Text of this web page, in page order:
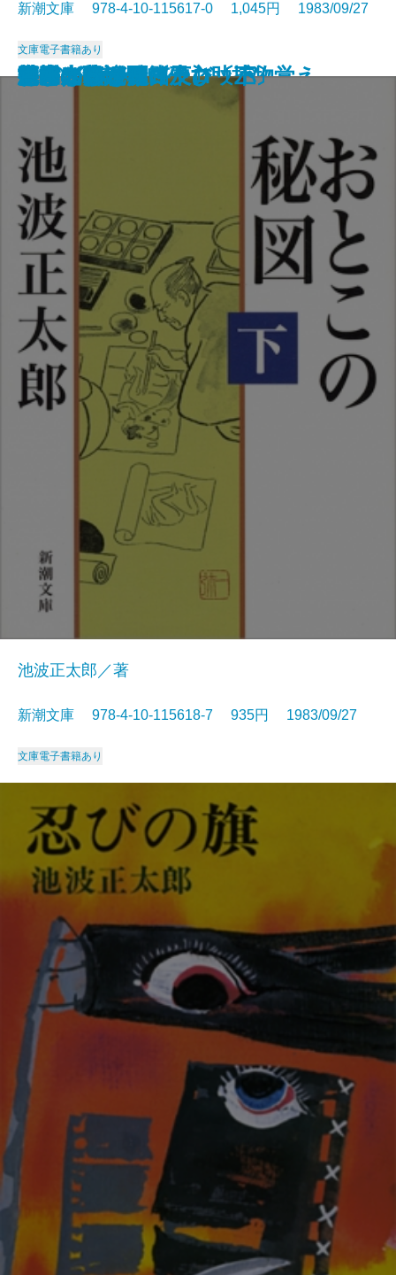
艶書
胡蝶の夢 一
胡蝶の夢 二
男子の本懐
かぼちゃの馬車
神隠し
消えた女―彫師伊之助捕物覚え―
風流太平記
おとこの秘図〔上〕
おとこの秘図〔中〕
新潮文庫 978-4-10-115617-0 1,045円 1983/09/27
文庫電子書籍あり
おとこの秘図〔下〕
池波正太郎／著
新潮文庫 978-4-10-115618-7 935円 1983/09/27
文庫電子書籍あり
忍びの旗
さまざまな迷路
河童が覗いたヨーロッパ
幻の光
日本の昔話
死海のほとり
密会
洪水はわが魂に及び〔上〕
洪水はわが魂に及び〔下〕